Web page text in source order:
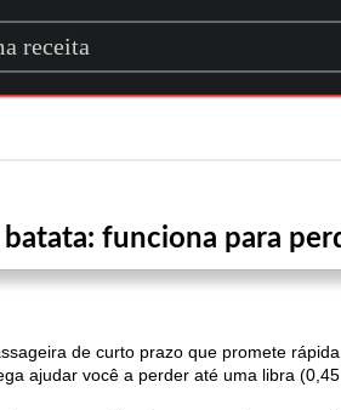
funciona para
de curto prazo que promete
ajudar você a perder até uma libra